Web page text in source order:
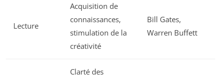
Lecture
Acquisition de
connaissances,
stimulation de la
créativité
Bill Gates,
Warren Buffett
Clarté des